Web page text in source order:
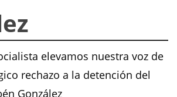
elevamos nuestra voz de
rechazo a la detención del
González